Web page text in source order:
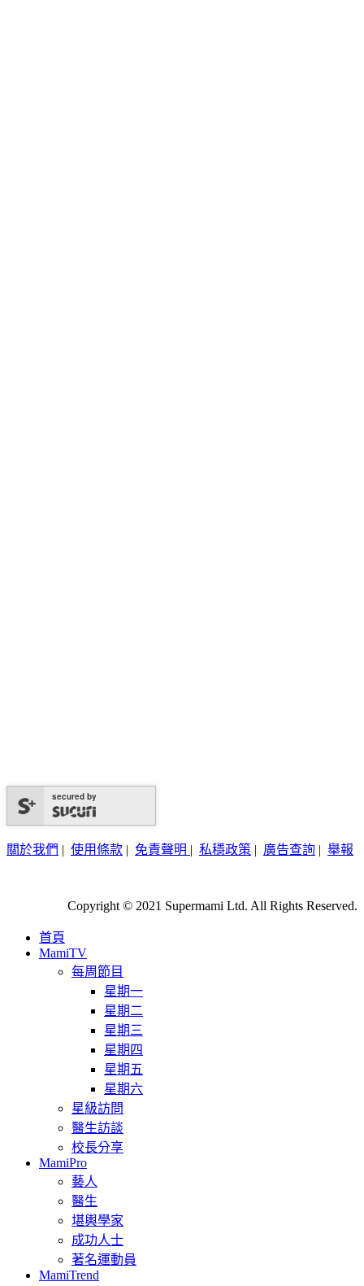
secured by
關於我們 | 使用條款 | 免責聲明 | 私穩政策 | 廣告查詢 | 舉報
Copyright © 2021 Supermami Ltd. All Rights Reserved.
首頁
MamiTV
每周節目
星期一
星期二
星期三
星期四
星期五
星期六
星級訪問
醫生訪談
校長分享
MamiPro
藝人
醫生
堪輿學家
成功人士
著名運動員
MamiTrend